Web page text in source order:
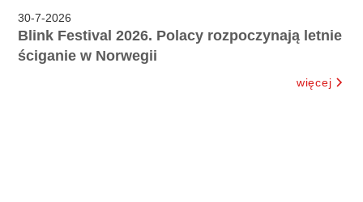
30-7-2026
Blink Festival 2026. Polacy rozpoczynają letnie
ściganie w Norwegii
więcej